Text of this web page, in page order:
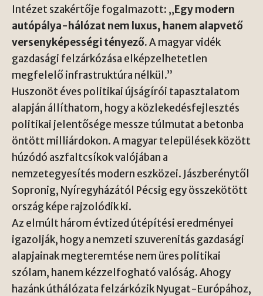
Intézet szakértője fogalmazott: „Egy modern
autópálya-hálózat nem luxus, hanem alapvető
versenyképességi tényező.A magyar vidék
gazdasági felzárkózása elképzelhetetlen
megfelelő infrastruktúra nélkül.”
Huszonöt éves politikai újságírói tapasztalatom
alapján állíthatom, hogy a közlekedésfejlesztés
politikai jelentősége messze túlmutat a betonba
öntött milliárdokon. A magyar települések között
húzódó aszfaltcsíkok valójában a
nemzetegyesítés modern eszközei. Jászberénytől
Sopronig, Nyíregyházától Pécsig egy összekötött
ország képe rajzolódik ki.
Az elmúlt három évtized útépítési eredményei
igazolják, hogy a nemzeti szuverenitás gazdasági
alapjainak megteremtése nem üres politikai
szólam, hanem kézzelfogható valóság. Ahogy
hazánk úthálózata felzárkózik Nyugat-Európához,